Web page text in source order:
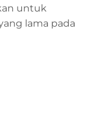
untuk
lama pada